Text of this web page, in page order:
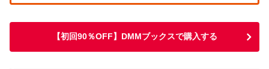
【初回90％OFF】DMMブックスで購入する